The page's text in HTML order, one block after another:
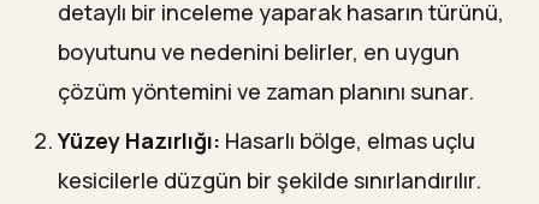
detaylı bir inceleme yaparak hasarın türünü,
boyutunu ve nedenini belirler, en uygun
çözüm yöntemini ve zaman planını sunar.
Yüzey Hazırlığı: Hasarlı bölge, elmas uçlu
kesicilerle düzgün bir şekilde sınırlandırılır.